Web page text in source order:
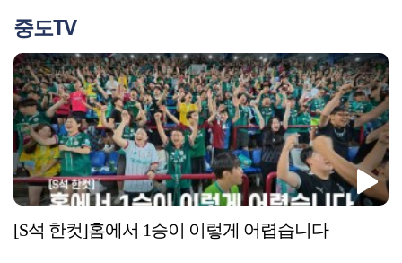
중도TV
[S석 한컷]홈에서 1승이 이렇게 어렵습니다